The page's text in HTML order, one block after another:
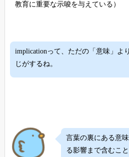
教育に重要な示唆を与えている）
implicationって、ただの「意味」よ
じがするね。
言葉の裏にある意
る影響まで含むこと